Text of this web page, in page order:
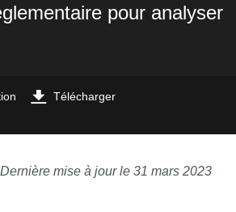
pour analyser
Télécharger
Dernière mise à jour le 31 mars 2023